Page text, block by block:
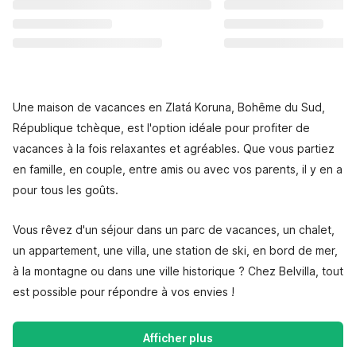
Une maison de vacances en Zlatá Koruna, Bohême du Sud,
République tchèque, est l'option idéale pour profiter de
vacances à la fois relaxantes et agréables. Que vous partiez
en famille, en couple, entre amis ou avec vos parents, il y en a
pour tous les goûts.
Vous rêvez d'un séjour dans un parc de vacances, un chalet,
un appartement, une villa, une station de ski, en bord de mer,
à la montagne ou dans une ville historique ? Chez Belvilla, tout
est possible pour répondre à vos envies !
Afficher plus